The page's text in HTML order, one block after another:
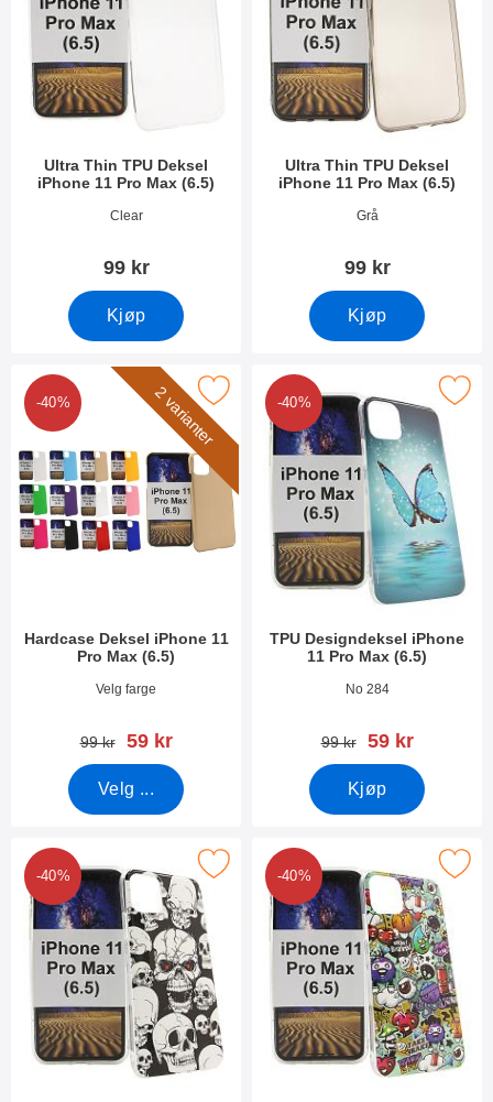
Ultra Thin TPU Deksel
iPhone 11 Pro Max (6.5)
Varenummer 33273
Clear
99 kr
Kjøp
Ultra Thin TPU Deksel
iPhone 11 Pro Max (6.5)
Varenummer 33272
Grå
99 kr
Kjøp
2 varianter
-40%
Hardcase Deksel iPhone 11
Pro Max (6.5)
Varenummer 33277
Velg farge
gammel pris
99 kr ny pris
59 kr
Velg ...
hardcase Deksel iPhone 11 Pro Max (6.5) som favoritt
-40%
TPU Designdeksel iPhone
11 Pro Max (6.5)
Varenummer 33393
No 284
gammel pris
99 kr ny pris
59 kr
Kjøp
Merk tPU Designdeksel iPhone 11
-40%
tPU Designdeksel iPhone 11 Pro Max (6.5) som favoritt
-40%
Merk tPU Designdeksel iPhone 11